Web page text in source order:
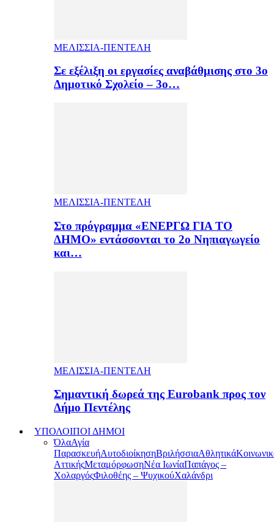
ΜΕΛΙΣΣΙΑ-ΠΕΝΤΕΛΗ
Σε εξέλιξη οι εργασίες αναβάθμισης στο 3ο
Δημοτικό Σχολείο – 3ο…
ΜΕΛΙΣΣΙΑ-ΠΕΝΤΕΛΗ
Στο πρόγραμμα «ΕΝΕΡΓΩ ΓΙΑ ΤΟ
ΔΗΜΟ» εντάσσονται το 2ο Νηπιαγωγείο
και…
ΜΕΛΙΣΣΙΑ-ΠΕΝΤΕΛΗ
Σημαντική δωρεά της Eurobank προς τον
Δήμο Πεντέλης
ΥΠΟΛΟΙΠΟΙ ΔΗΜΟΙ
ΌλαΑγία
ΠαρασκευήΑυτοδιοίκησηΒριλήσσιαΑθλητικά
ΑττικήςΜεταμόρφωσηΝέα ΙωνίαΠαπάγος –
ΧολαργόςΦιλοθέης – ΨυχικούΧαλάνδρι